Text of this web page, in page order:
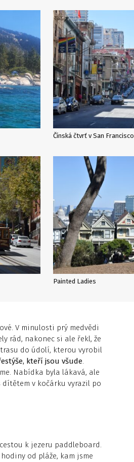
Čínská čtvrť v San Francisco
Painted Ladies
V minulosti prý medvědi
rád, nakonec si ale řekl, že
do údolí, kterou vyrobil
kteří jsou všude.
Nabídka byla lákavá, ale
dítětem v kočárku vyrazil po
k jezeru paddleboard.
od pláže, kam jsme